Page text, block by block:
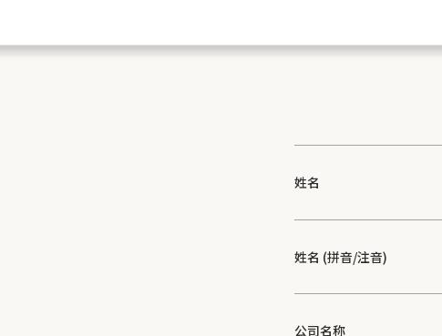
姓名
姓名 (拼音/注音)
公司名称